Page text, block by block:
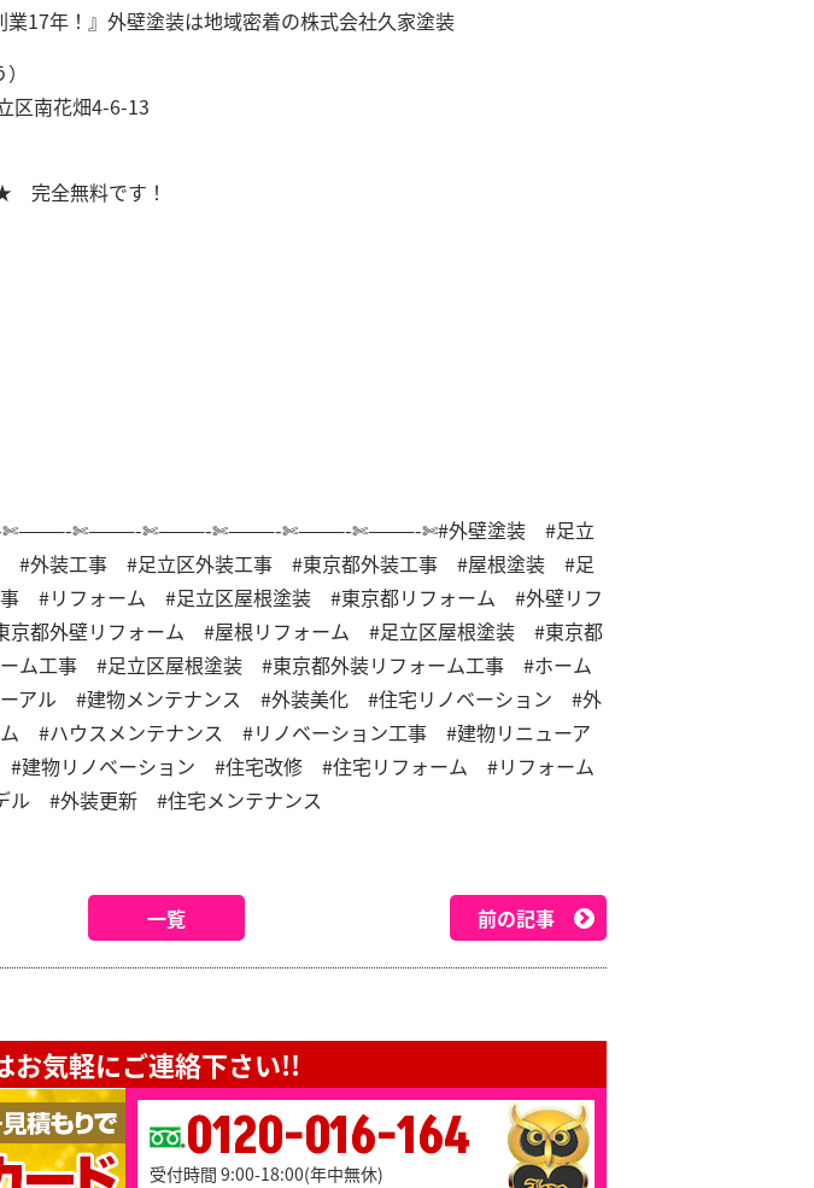
業17年！』外壁塗装は地域密着の株式会社久家塗装
区南花畑4-6-13
完全無料です！
✄———-✄———-✄———-✄———-✄———-✄#外壁塗装 #足立
#外装工事 #足立区外装工事 #東京都外装工事 #屋根塗装 #足
#リフォーム #足立区屋根塗装 #東京都リフォーム #外壁リフ
都外壁リフォーム #屋根リフォーム #足立区屋根塗装 #東京都
ム工事 #足立区屋根塗装 #東京都外装リフォーム工事 #ホーム
アル #建物メンテナンス #外装美化 #住宅リノベーション #外
#ハウスメンテナンス #リノベーション工事 #建物リニューア
物リノベーション #住宅改修 #住宅リフォーム #リフォーム
#外装更新 #住宅メンテナンス
一覧 前の記事
お気軽にご連絡下さい!!
0120-016-164
受付時間 9:00-18:00(年中無休)